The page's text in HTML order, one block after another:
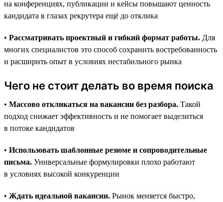
на конференциях, публикации и кейсы повышают ценность
кандидата в глазах рекрутера ещё до отклика
• Рассматривать проектный и гибкий формат работы. Для
многих специалистов это способ сохранить востребованность
и расширить опыт в условиях нестабильного рынка
Чего не стоит делать во время поиска
• Массово откликаться на вакансии без разбора. Такой
подход снижает эффективность и не помогает выделиться
в потоке кандидатов
• Использовать шаблонные резюме и сопроводительные
письма. Универсальные формулировки плохо работают
в условиях высокой конкуренции
• Ждать идеальной вакансии. Рынок меняется быстро,